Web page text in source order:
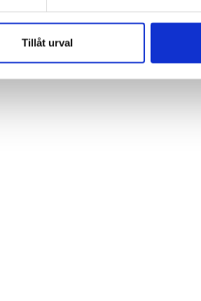
Tillåt urval
till extra anpassningar när det
konstgjord andning i stället för